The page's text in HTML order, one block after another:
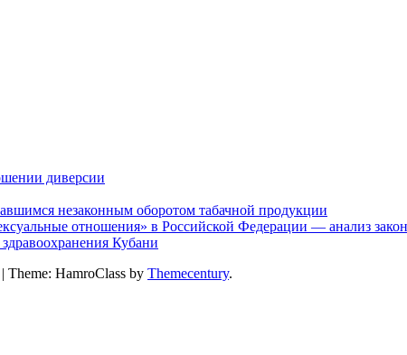
диверсии
незаконным оборотом табачной продукции
отношения» в Российской Федерации — анализ
Кубани
| Theme: HamroClass by Themecentury.